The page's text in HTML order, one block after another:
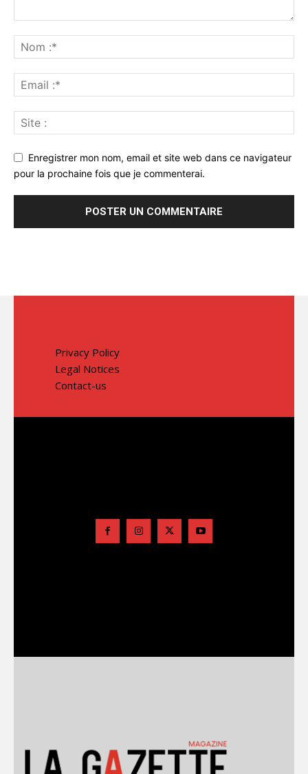
Enregistrer mon nom, email et site web dans ce navigateur
pour la prochaine fois que je commenterai.
Privacy Policy
Legal Notices
Contact-us